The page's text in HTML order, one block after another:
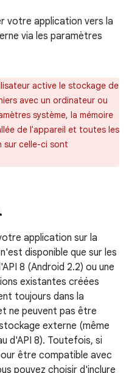
votre application vers la
via les paramètres
active le stockage de
avec un ordinateur ou
système, la mémoire
de l'appareil et toutes les
sur celle-ci sont
.
application sur la
disponible que sur les
8 (Android 2.2) ou une
existantes créées
toujours dans la
ne peuvent pas être
externe (même
d'API 8). Toutefois, si
être compatible avec
pouvez choisir d'inclure